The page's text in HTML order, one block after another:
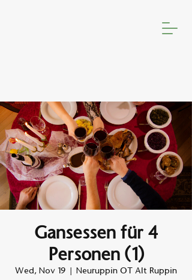
Gansessen für 4
Personen (1)
Wed, Nov 19
  |
Neuruppin OT Alt Ruppin